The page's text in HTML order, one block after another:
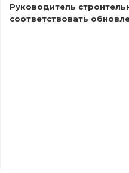
Руководитель
соответствовать